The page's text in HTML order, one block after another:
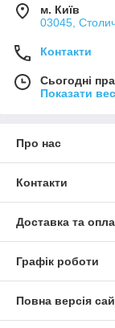
м. Київ
03045,
Контакти
Сьогодні
Показати
Про нас
Контакти
Доставка та
Графік роботи
Повна версія